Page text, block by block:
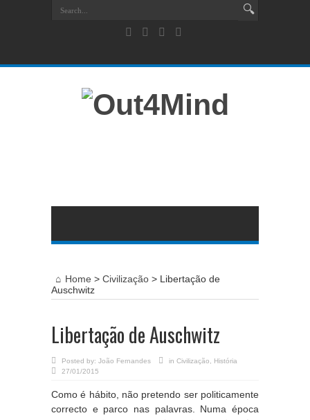
Home > Civilização > Libertação de
Auschwitz
Libertação de Auschwitz
Posted by: João Fernandes in Civilização
História
27/01/2015
Como é hábito, não pretendo ser politicamente
correcto e parco nas palavras. Numa época